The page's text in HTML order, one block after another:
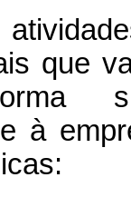
que
à